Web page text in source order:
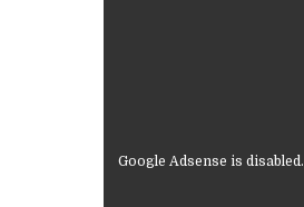
Google Adsense is disabled.